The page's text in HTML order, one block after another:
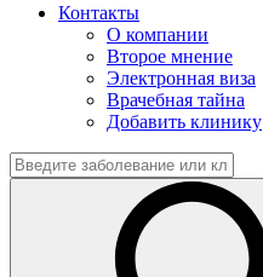
Контакты
О компании
Второе мнение
Электронная виза
Врачебная тайна
Добавить клинику